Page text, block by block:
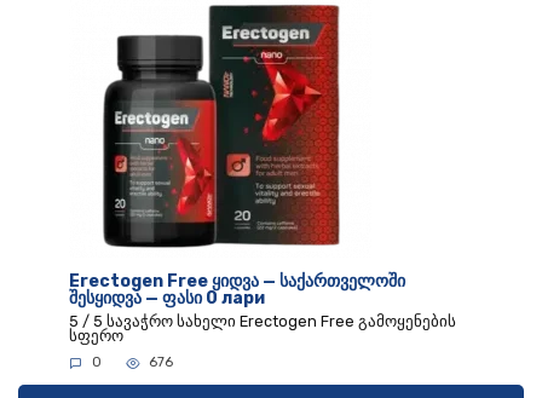
Erectogen Free ყიდვა — საქართველოში
შესყიდვა — ფასი 0 лари
5 / 5 სავაჭრო სახელი Erectogen Free გამოყენების
სფერო
0 676